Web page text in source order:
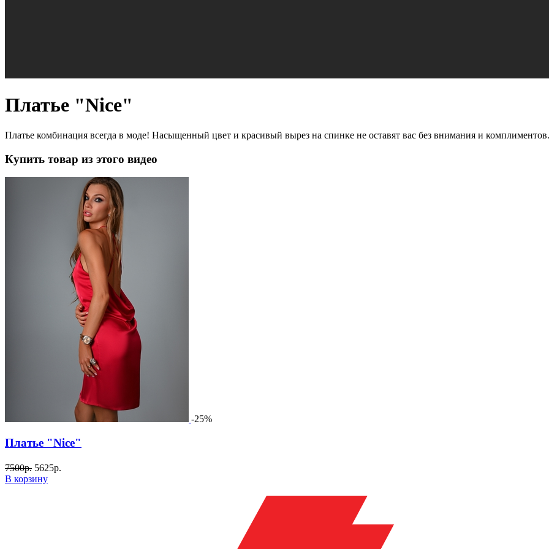
Платье "Nice"
Платье комбинация всегда в моде! Насыщенный цвет и красивый вырез на спинке не оставят вас без внимания и комплиментов.
Купить товар из этого видео
-25%
Платье "Nice"
7500р. 5625р.
В корзину